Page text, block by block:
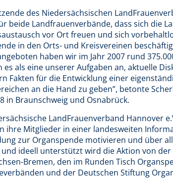
des Niedersächsischen
beide Landfrauenverbände, dass sich die
vor Ort freuen und sich
in den Orts- und Kreisvereinen
haben wir im Jahr 2007 rund
es als eine unserer Aufgaben an, aktuelle
Fakten für die Entwicklung einer
an die Hand zu geben”, betonte
in Braunschweig und Osnabrück.
LandFrauenverband Hannover
ihre Mitglieder in einer landesweiten
zur Organspende motivieren und über
und ideell unterstützt wird die Aktion von
Bremen, den im Runden Tisch
und der Deutschen Stiftung